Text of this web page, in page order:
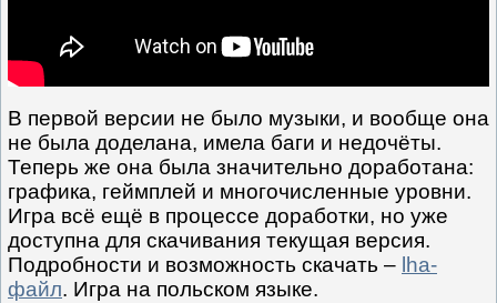
В первой версии не было музыки, и вообще она
не была доделана, имела баги и недочёты.
Теперь же она была значительно доработана:
графика, геймплей и многочисленные уровни.
Игра всё ещё в процессе доработки, но уже
доступна для скачивания текущая версия.
Подробности и возможность скачать – lha-
файл. Игра на польском языке.